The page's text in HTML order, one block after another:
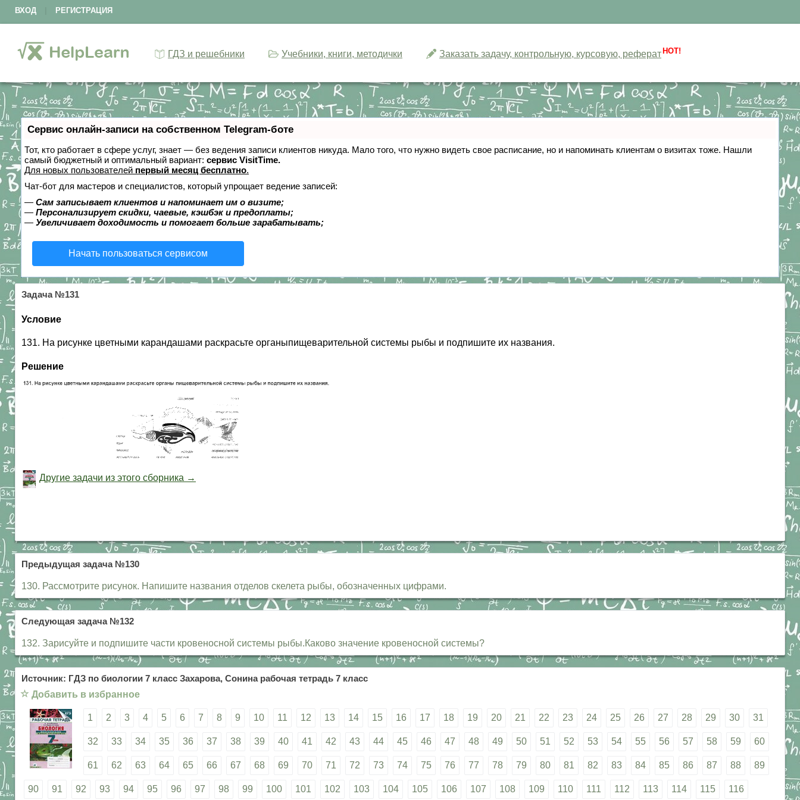
ВХОД РЕГИСТРАЦИЯ
ГДЗ и решебники Учебники, книги, методички Заказать задачу, контрольную, курсовую, реферат HOT!
Сервис онлайн-записи на собственном Telegram-боте
Тот, кто работает в сфере услуг, знает — без ведения записи клиентов никуда. Мало того, что нужно видеть свое расписание, но и напоминать клиентам о визитах тоже. Нашли
самый бюджетный и оптимальный вариант: сервис VisitTime.
Для новых пользователей первый месяц бесплатно.
Чат-бот для мастеров и специалистов, который упрощает ведение записей:
— Сам записывает клиентов и напоминает им о визите;
— Персонализирует скидки, чаевые, кэшбэк и предоплаты;
— Увеличивает доходимость и помогает больше зарабатывать;
Начать пользоваться сервисом
Задача №131
Условие
131. На рисунке цветными карандашами раскрасьте органыпищеварительной системы рыбы и подпишите их названия.
Решение
Другие задачи из этого сборника →
Предыдущая задача №130
130. Рассмотрите рисунок. Напишите названия отделов скелета рыбы, обозначенных цифрами.
Следующая задача №132
132. Зарисуйте и подпишите части кровеносной системы рыбы.Каково значение кровеносной системы?
Источник: ГДЗ по биологии 7 класс Захарова, Сонина рабочая тетрадь 7 класс
☆ Добавить в избранное
1 2 3 4 5 6 7 8 9 10 11 12 13 14 15 16 17 18 19 20 21 22 23 24 25 26 27 28 29 30 31
32 33 34 35 36 37 38 39 40 41 42 43 44 45 46 47 48 49 50 51 52 53 54 55 56 57 58 59 60
61 62 63 64 65 66 67 68 69 70 71 72 73 74 75 76 77 78 79 80 81 82 83 84 85 86 87 88 89
90 91 92 93 94 95 96 97 98 99 100 101 102 103 104 105 106 107 108 109 110 111 112 113 114 115 116